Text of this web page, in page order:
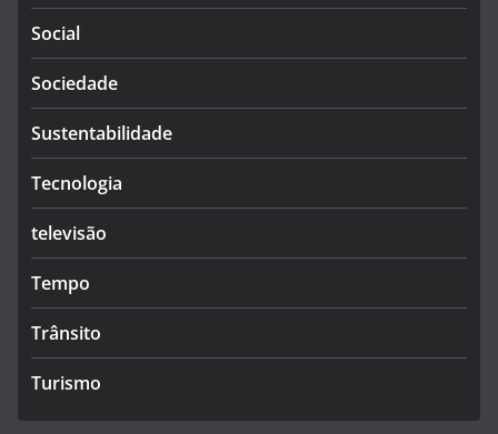
Social
Sociedade
Sustentabilidade
Tecnologia
televisão
Tempo
Trânsito
Turismo